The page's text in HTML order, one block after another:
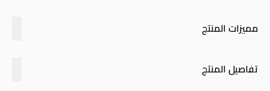
مميزات المنتج
تفاصيل المنتج